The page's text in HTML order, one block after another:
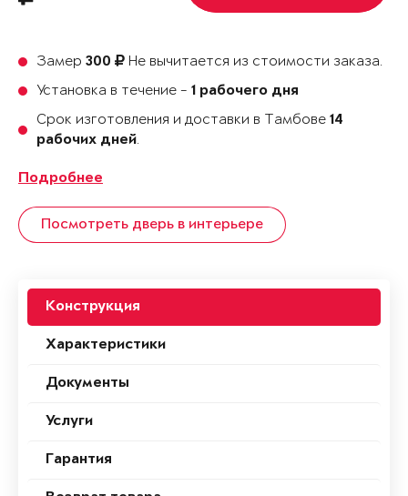
Замер 300
Не вычитается из стоимости заказа.
Установка в течение - 1 рабочего дня
Срок изготовления и доставки в Тамбове 14
рабочих дней.
Подробнее
Посмотреть дверь в интерьере
Конструкция
Характеристики
Документы
Услуги
Гарантия